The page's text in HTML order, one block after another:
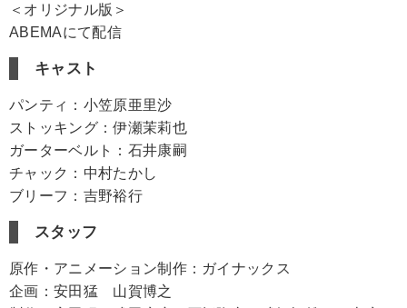
＜オリジナル版＞
ABEMAにて配信
キャスト
パンティ：小笠原亜里沙
ストッキング：伊瀬茉莉也
ガーターベルト：石井康嗣
チャック：中村たかし
ブリーフ：吉野裕行
スタッフ
原作・アニメーション制作：ガイナックス
企画：安田猛 山賀博之